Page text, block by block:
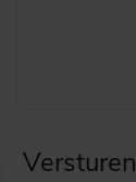
Versturen